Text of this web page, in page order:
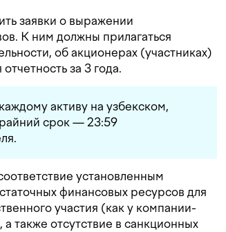
заявки о выражении
К ним должны прилагаться
об акционерах (участниках)
за 3 года.
активу на узбекском,
срок — 23:59
установленным
финансовых ресурсов для
участия (как у компании-
также отсутствие в санкционных